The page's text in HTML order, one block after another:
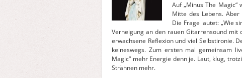
Auf „Minus The
Mitte des Lebens.
Die Frage lautet: „Wie
Verneigung an den rauen Gitarrensound mit
erwachsene Reflexion und viel Selbstironie.
keineswegs. Zum ersten mal gemeinsam
Magic“ mehr Energie denn je. Laut, klug,
Strähnen mehr.